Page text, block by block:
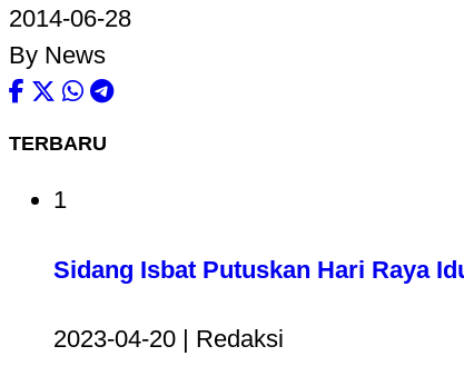
2014-06-28
By News
TERBARU
1
Sidang Isbat Putuskan Hari Raya
2023-04-20 | Redaksi